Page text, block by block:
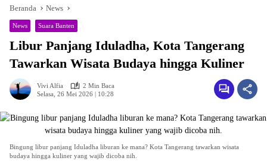
Beranda News
News Suara Banten
Libur Panjang Iduladha, Kota Tangerang
Tawarkan Wisata Budaya hingga Kuliner
Vivi Alfia
2 Min Baca
Selasa, 26 Mei 2026 | 10:28
Bingung libur panjang Iduladha liburan ke mana? Kota Tangerang tawarkan wisata
budaya hingga kuliner yang wajib dicoba nih.